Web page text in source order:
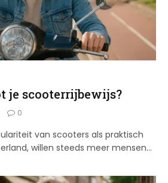
je scooterrijbewijs?
0
van scooters als praktisch
willen steeds meer mensen…